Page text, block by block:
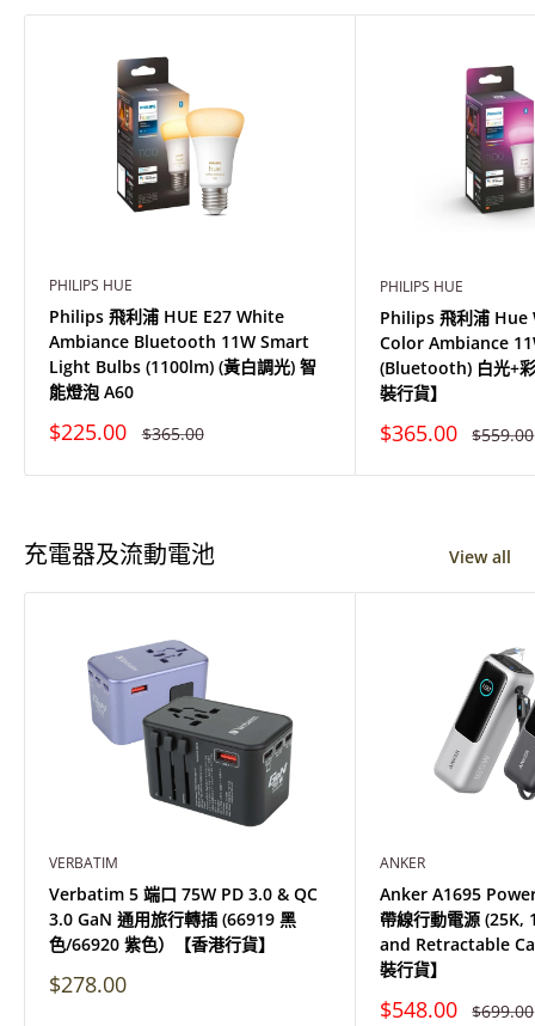
PHILIPS HUE
Philips 飛利浦 HUE E27 White
Ambiance Bluetooth 11W Smart
Light Bulbs (1100lm) (黃白調光) 智
能燈泡 A60
特
$225.00 原
$365.00
PHILIPS HUE
Philips 飛利浦
Color Ambiance
(Bluetooth) 白光+
裝行貨】
特
$365.00 原
$559.00
充電器及流動電池 View all
VERBATIM
Verbatim 5 端口 75W PD 3.0 & QC
3.0 GaN 通用旅行轉插 (66919 黑
色/66920 紫色）【香港行貨】
特
$278.00
ANKER
Anker A1695
帶線行動電源
and Retractable
裝行貨】
特
$548.00 原
$699.00